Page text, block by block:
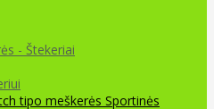
- Štekeriai
tipo meškerės Sportinės